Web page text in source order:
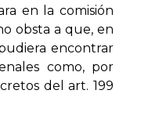
en la comisión
obsta a que, en
encontrar
como, por
del art. 199